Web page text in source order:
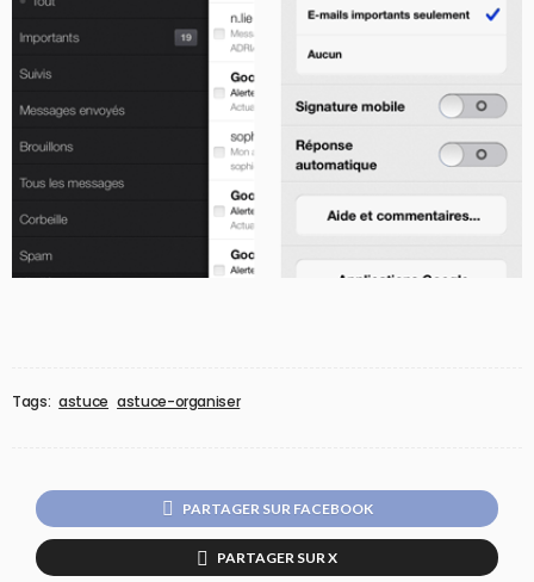
Tags: astuce astuce-organiser
PARTAGER SUR FACEBOOK
PARTAGER SUR X